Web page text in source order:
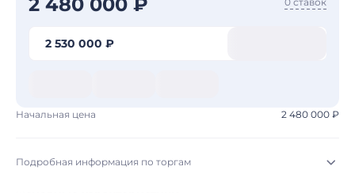
2 530 000 ₽
Начальная цена 2 480 000 ₽
Подробная информация по торгам